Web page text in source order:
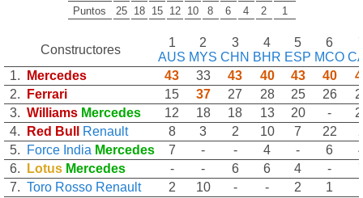
Puntos
25 18 15 12 10 8 6 4 2 1
Constructores
1
AUS
2
MYS
3
CHN
4
BHR
5
ESP
6
MCO
1.
Mercedes 43 33 43 40 43 40
2.
Ferrari 15 37 27 28 25 26
3. Williams Mercedes 12 18 18 13 20 -
4.
Red Bull Renault 8 3 2 10 7 22
5.
Force India Mercedes 7 - - 4 - 6
6.
Lotus Mercedes - - 6 6 4 -
7. Toro Rosso Renault 2 10 - - 2 1